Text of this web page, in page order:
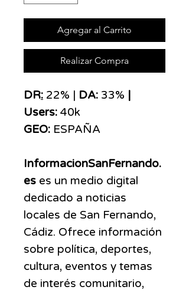
Agregar al Carrito
Realizar Compra
DR: 22% | DA: 33%
Users: 40k
GEO: ESPAÑA
InformacionSanFernando.
es es un medio digital
dedicado a noticias
locales de San Fernando,
Cádiz. Ofrece información
sobre política, deportes,
cultura, eventos y temas
de interés comunitario,